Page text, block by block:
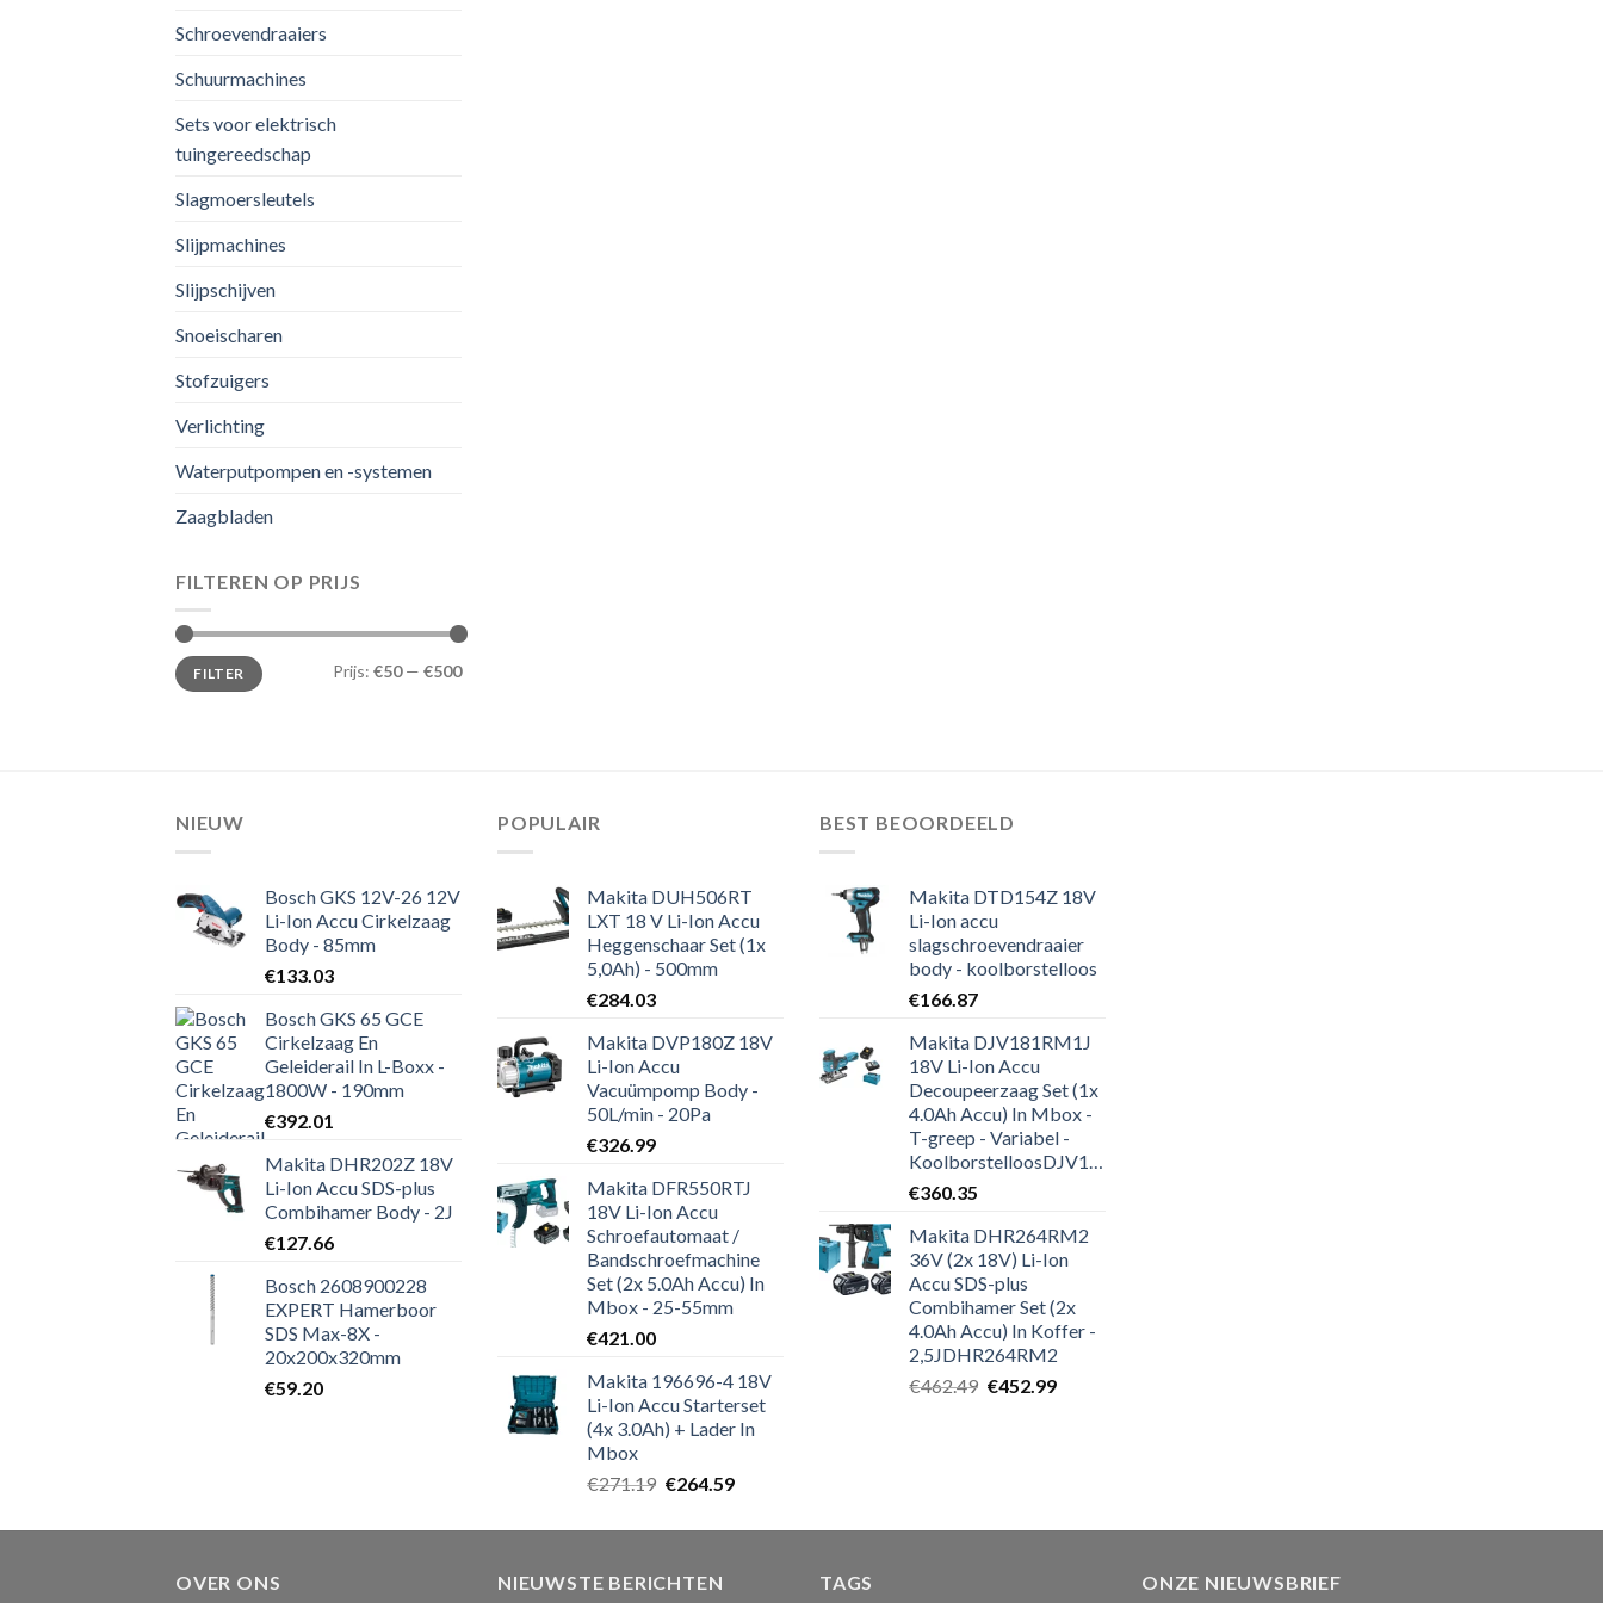
Schroevendraaiers
Schuurmachines
Sets voor elektrisch
tuingereedschap
Slagmoersleutels
Slijpmachines
Slijpschijven
Snoeischaren
Stofzuigers
Verlichting
Waterputpompen en -systemen
Zaagbladen
FILTEREN OP PRIJS
Min.
prijs
Max.
prijsFILTER Prijs: €50— €500
NIEUW
Bosch GKS 12V-26 12V
Li-Ion Accu Cirkelzaag
Body - 85mm
€133.03
Bosch GKS 65 GCE
Cirkelzaag En
Geleiderail In L-Boxx -
1800W - 190mm
€392.01
Makita DHR202Z 18V
Li-Ion Accu SDS-plus
Combihamer Body - 2J
€127.66
Bosch 2608900228
EXPERT Hamerboor
SDS Max-8X -
20x200x320mm
€59.20
POPULAIR
Makita DUH506RT
LXT 18 V Li-Ion Accu
Heggenschaar Set (1x
5,0Ah) - 500mm
€284.03
Makita DVP180Z 18V
Li-Ion Accu
Vacuümpomp Body -
50L/min - 20Pa
€326.99
Makita DFR550RTJ
18V Li-Ion Accu
Schroefautomaat /
Bandschroefmachine
Set (2x 5.0Ah Accu) In
Mbox - 25-55mm
€421.00
Makita 196696-4 18V
Li-Ion Accu Starterset
(4x 3.0Ah) + Lader In
Mbox
€271.19 Oorspronkelijke
was:
€264.59Huidige
is:
BEST BEOORDEELD
Makita DTD154Z 18V
Li-Ion accu
slagschroevendraaier
body - koolborstelloos
€166.87
Makita DJV181RM1J
18V Li-Ion Accu
Decoupeerzaag Set (1x
4.0Ah Accu) In Mbox -
T-greep - Variabel -
KoolborstelloosDJV181RM1J
€360.35
Makita DHR264RM2
36V (2x 18V) Li-Ion
Accu SDS-plus
Combihamer Set (2x
4.0Ah Accu) In Koffer -
2,5JDHR264RM2
€462.49 Oorspronkelijke
€452.99Huidige
OVER ONS NIEUWSTE BERICHTEN TAGS ONZE NIEUWSBRIEF